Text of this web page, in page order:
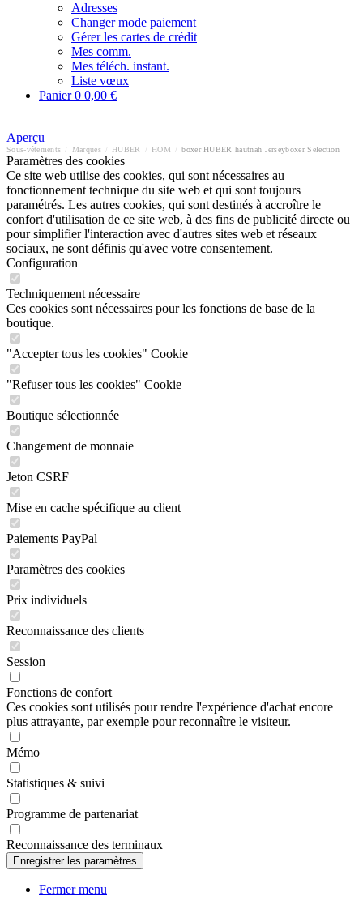
Adresses
Changer mode paiement
Gérer les cartes de crédit
Mes comm.
Mes téléch. instant.
Liste vœux
Panier0 0,00 €
Aperçu
Sous-vêtements Marques HUBER HOM boxer HUBER hautnah Jerseyboxer Selection
Paramètres des cookies
Ce site web utilise des cookies, qui sont nécessaires au
fonctionnement technique du site web et qui sont toujours
paramétrés. Les autres cookies, qui sont destinés à accroître le
confort d'utilisation de ce site web, à des fins de publicité directe ou
pour simplifier l'interaction avec d'autres sites web et réseaux
sociaux, ne sont définis qu'avec votre consentement.
Configuration
Techniquement nécessaire
Ces cookies sont nécessaires pour les fonctions de base de la
boutique.
"Accepter tous les cookies" Cookie
"Refuser tous les cookies" Cookie
Boutique sélectionnée
Changement de monnaie
Jeton CSRF
Mise en cache spécifique au client
Paiements PayPal
Paramètres des cookies
Prix individuels
Reconnaissance des clients
Session
Fonctions de confort
Ces cookies sont utilisés pour rendre l'expérience d'achat encore
plus attrayante, par exemple pour reconnaître le visiteur.
Mémo
Statistiques & suivi
Programme de partenariat
Reconnaissance des terminaux
Fermer menu